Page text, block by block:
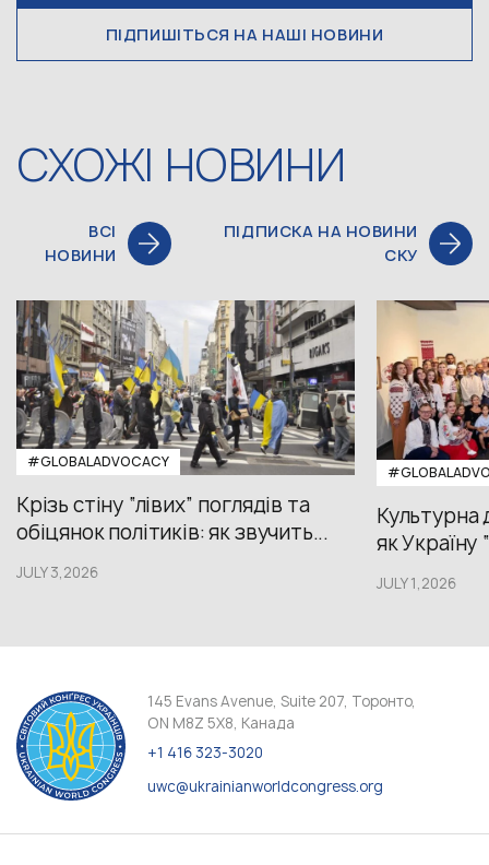
ПІДПИШІТЬСЯ НА НАШІ НОВИНИ
СХОЖІ НОВИНИ
ВСІ
НОВИНИ
ПІДПИСКА НА НОВИНИ
СКУ
#GLOBALADVOCACY
Крізь стіну “лівих” поглядів та
обіцянок політиків: як звучить...
JULY 3,2026
Культурна
як
JULY 1,2026
145 Evans Avenue, Suite 207, Торонто,
ON M8Z 5X8, Канада
+1 416 323-3020
uwc@ukrainianworldcongress.org